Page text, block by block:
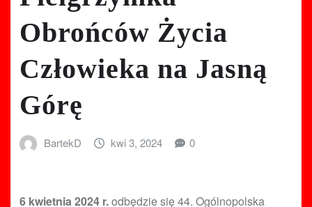
Obrońców Życia
Człowieka na Jasną
Górę
BartekD kwi 3, 2024 0
6 kwietnia 2024 r.odbędzie się 44. Ogólnopolska